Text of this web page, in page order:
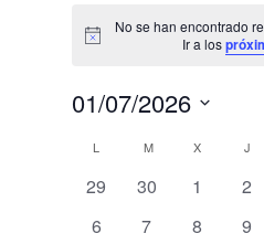
Aviso
No se han encontrado
Ir a los
01/07/2026
la
L LUNESM MARTES
X J
0
29
0
30
0
1
0
2
0
6
0
7
0
8
0
9